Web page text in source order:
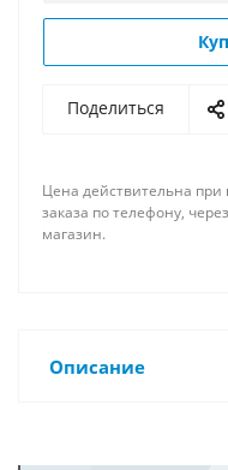
Поделиться
Цена действительна
заказа по телефону,
магазин.
Описание